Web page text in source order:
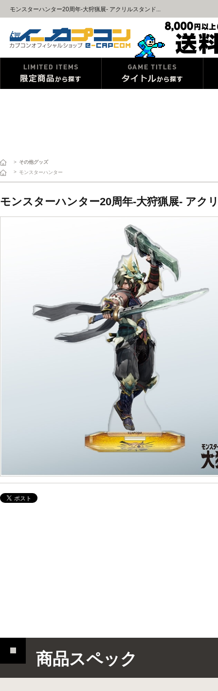
モンスターハンター20周年-大狩猟展- アクリルスタンド...
> その他グッズ
> モンスターハンター
モンスターハンター20周年-大狩猟展- アク
商品スペック